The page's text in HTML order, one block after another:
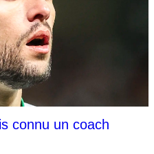
connu un coach